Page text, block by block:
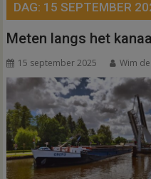
DAG: 15 SEPTEMBER
Meten langs het
15 september 2025 Wim